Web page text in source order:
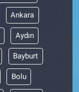
Ankara
Aydın
Bayburt
Bolu